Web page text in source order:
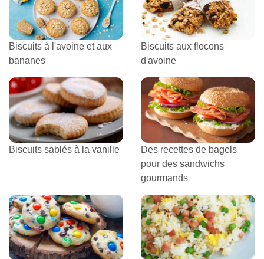
Biscuits à l'avoine et aux
bananes
Biscuits aux flocons
d'avoine
Biscuits sablés à la vanille
Des recettes de bagels
pour des sandwichs
gourmands